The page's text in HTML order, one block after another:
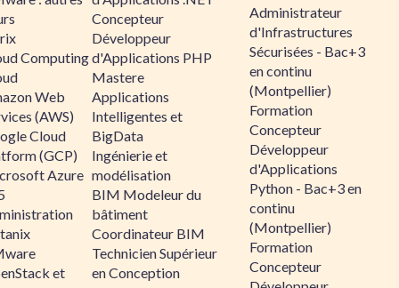
Computing
Web
(AWS)
Cloud
(GCP)
Azure
et
Concepteur
Développeur
d'Applications PHP
Mastere
Applications
Intelligentes et
BigData
Ingénierie et
modélisation
BIM Modeleur du
bâtiment
Coordinateur BIM
Technicien Supérieur
en Conception
Administrateur
d'Infrastructures
Sécurisées - Bac+3
en continu
(Montpellier)
Formation
Concepteur
Développeur
d'Applications
Python - Bac+3 en
continu
(Montpellier)
Formation
Concepteur